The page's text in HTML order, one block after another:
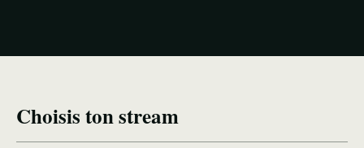
Choisis ton stream